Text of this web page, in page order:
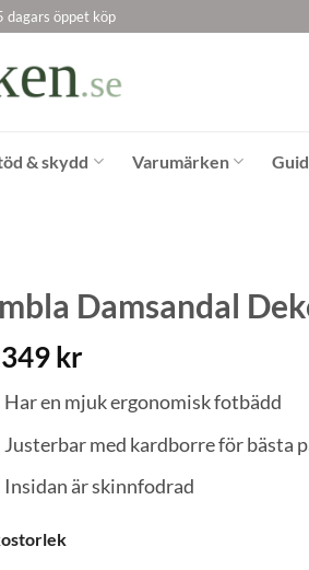
dagars öppet köp
& skydd Varumärken
Damsandal
kr
Har en mjuk ergonomisk fotbädd
Justerbar med kardborre för bästa
Insidan är skinnfodrad